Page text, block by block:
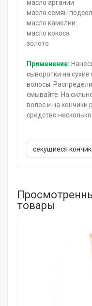
масло аргании
масло семян
масло камелии
масло кокоса
золото
Применение:
сыворотки на сухие
волосы.
смывайте. На
волос и на кончики
средство
секущиеся
товары